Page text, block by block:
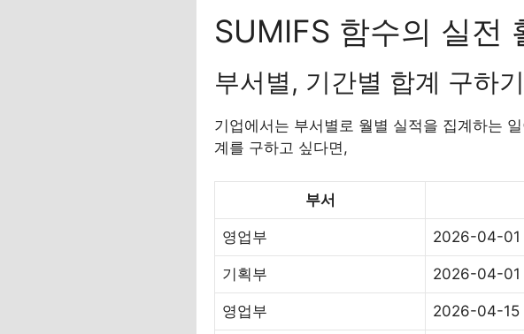
SUMIFS 함수의 실전
부서별, 기간별 합계 구하기
기업에서는 부서별로 월별 실적을 집계하는
계를 구하고 싶다면,
부서
영업부 2026-04-01
기획부 2026-04-01
영업부 2026-04-15